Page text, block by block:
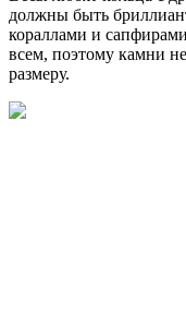
должны быть
кораллами и
всем, поэтому камни
размеру.